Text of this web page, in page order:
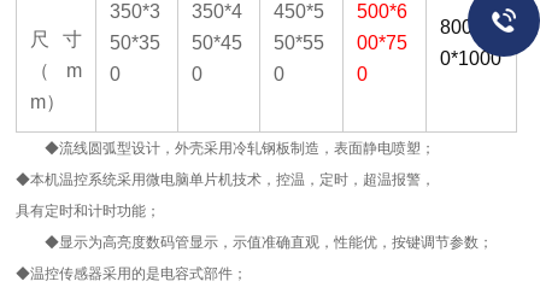
尺寸
（ m
m）
350*3
50*35
0
350*4
50*45
0
450*5
50*55
0
500*6
00*75
0
800*80
0*1000
◆流线圆弧型设计，外壳采用冷轧钢板制造，表面静电喷塑；
◆本机温控系统采用微电脑单片机技术，控温，定时，超温报警，
具有定时和计时功能；
◆显示为高亮度数码管显示，示值准确直观，性能优，按键调节参数；
◆温控传感器采用的是电容式部件；